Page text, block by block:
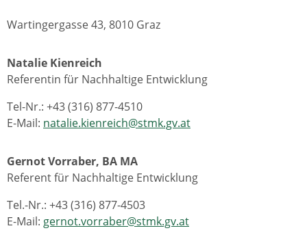
Wartingergasse 43, 8010 Graz
Natalie Kienreich
Referentin für Nachhaltige Entwicklung
Tel-Nr.: +43 (316) 877-4510
E-Mail: natalie.kienreich@stmk.gv.at
Gernot Vorraber, BA MA
Referent für Nachhaltige Entwicklung
Tel.-Nr.: +43 (316) 877-4503
E-Mail: gernot.vorraber@stmk.gv.at